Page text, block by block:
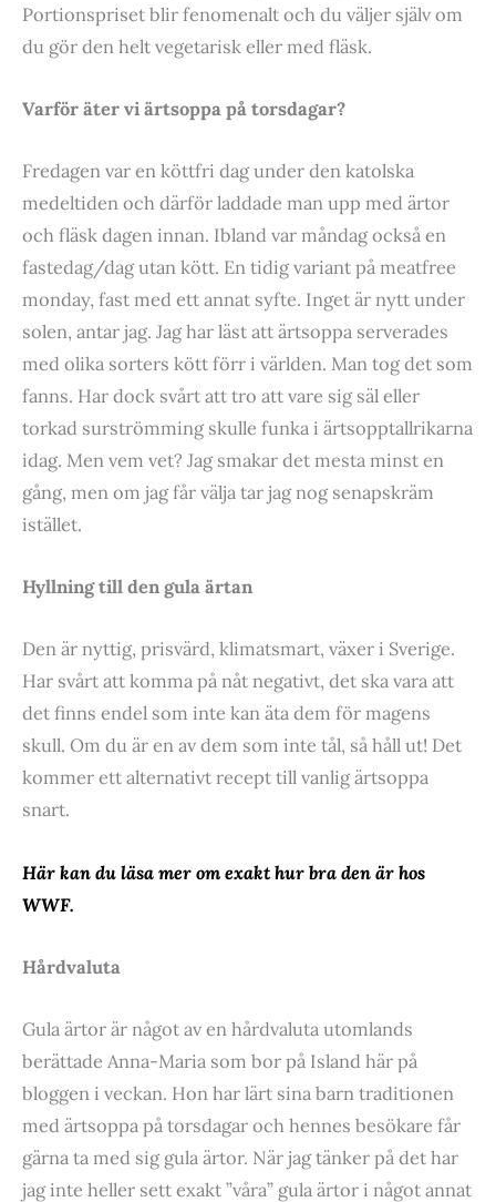
Portionspriset blir fenomenalt och du väljer själv om
du gör den helt vegetarisk eller med fläsk.
Varför äter vi ärtsoppa på torsdagar?
Fredagen var en köttfri dag under den katolska
medeltiden och därför laddade man upp med ärtor
och fläsk dagen innan. Ibland var måndag också en
fastedag/dag utan kött. En tidig variant på meatfree
monday, fast med ett annat syfte. Inget är nytt under
solen, antar jag. Jag har läst att ärtsoppa serverades
med olika sorters kött förr i världen. Man tog det som
fanns. Har dock svårt att tro att vare sig säl eller
torkad surströmming skulle funka i ärtsopptallrikarna
idag. Men vem vet? Jag smakar det mesta minst en
gång, men om jag får välja tar jag nog senapskräm
istället.
Hyllning till den gula ärtan
Den är nyttig, prisvärd, klimatsmart, växer i Sverige.
Har svårt att komma på nåt negativt, det ska vara att
det finns endel som inte kan äta dem för magens
skull. Om du är en av dem som inte tål, så håll ut! Det
kommer ett alternativt recept till vanlig ärtsoppa
snart.
Här kan du läsa mer om exakt hur bra den är hos
WWF.
Hårdvaluta
Gula ärtor är något av en hårdvaluta utomlands
berättade Anna-Maria som bor på Island här på
bloggen i veckan. Hon har lärt sina barn traditionen
med ärtsoppa på torsdagar och hennes besökare får
gärna ta med sig gula ärtor. När jag tänker på det har
jag inte heller sett exakt ”våra” gula ärtor i något annat